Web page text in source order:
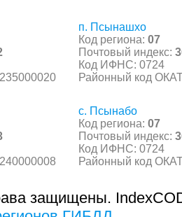
п. Псынашхо
Код региона: 07
Почтовый индекс:
Код ИФНС: 0724
Районный код
с. Псынабо
Код региона: 07
Почтовый индекс:
Код ИФНС: 0724
Районный код
защищены.